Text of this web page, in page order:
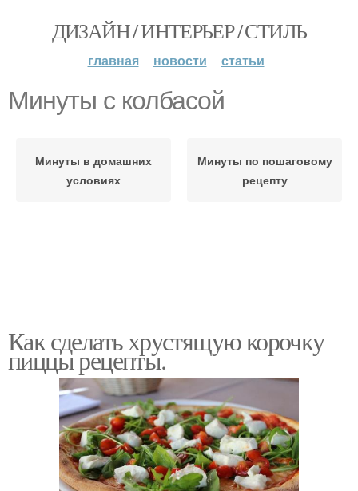
ДИЗАЙН / ИНТЕРЬЕР / СТИЛЬ
главная новости статьи
Минуты с колбасой
Минуты в домашних
условиях
Минуты по пошаговому
рецепту
Как сделать хрустящую корочку
пиццы рецепты.